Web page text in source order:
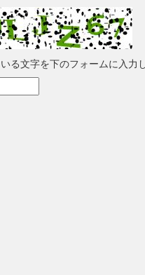
る文字を下のフォームに入力